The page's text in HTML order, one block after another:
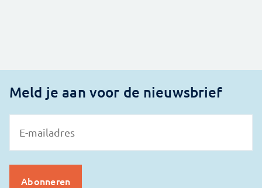
Meld je aan voor de nieuwsbrief